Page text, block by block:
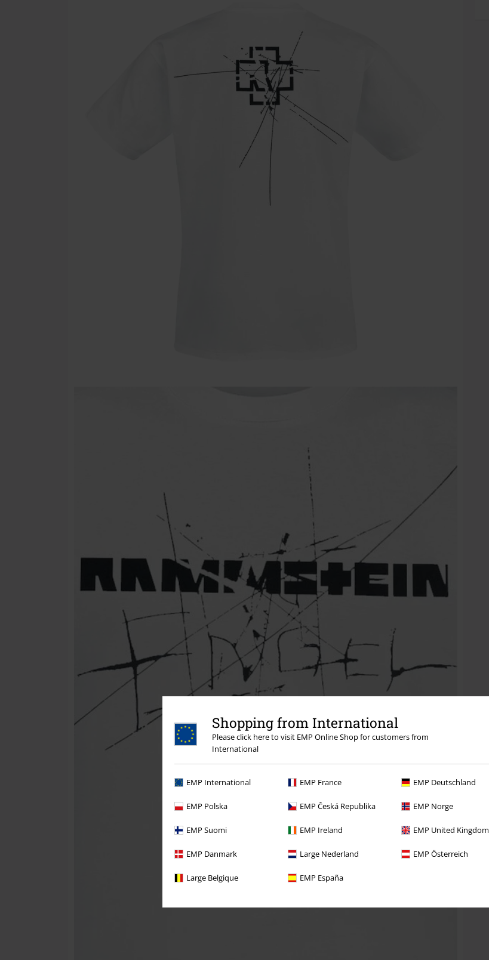
Shopping from International
Please click here to visit EMP Online Shop for customers from
International
EMP International EMP France EMP Deutschland
EMP Polska EMP Česká Republika EMP Norge
EMP Suomi EMP Ireland EMP United Kingdom
EMP Danmark Large Nederland EMP Österreich
Large Belgique EMP España